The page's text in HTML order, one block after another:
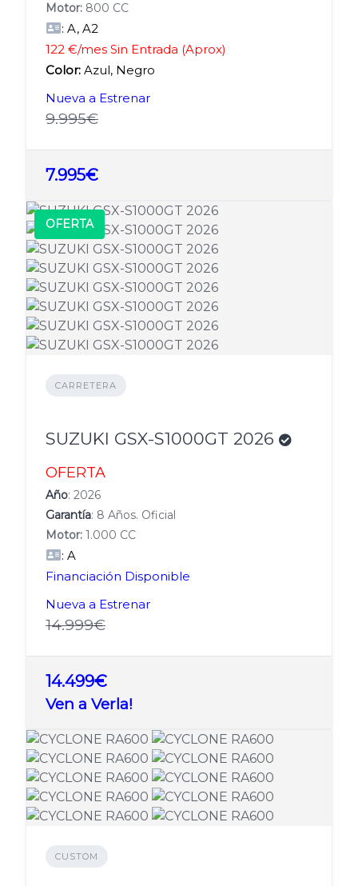
Motor: 800 CC
: A, A2
122 €/mes Sin Entrada (Aprox)
Color: Azul, Negro
Nueva a Estrenar
9.995€
7.995€
OFERTA
CARRETERA
SUZUKI GSX-S1000GT 2026
OFERTA
Año: 2026
Garantía: 8 Años. Oficial
Motor: 1.000 CC
: A
Financiación Disponible
Nueva a Estrenar
14.999€
14.499€
Ven a Verla!
CUSTOM